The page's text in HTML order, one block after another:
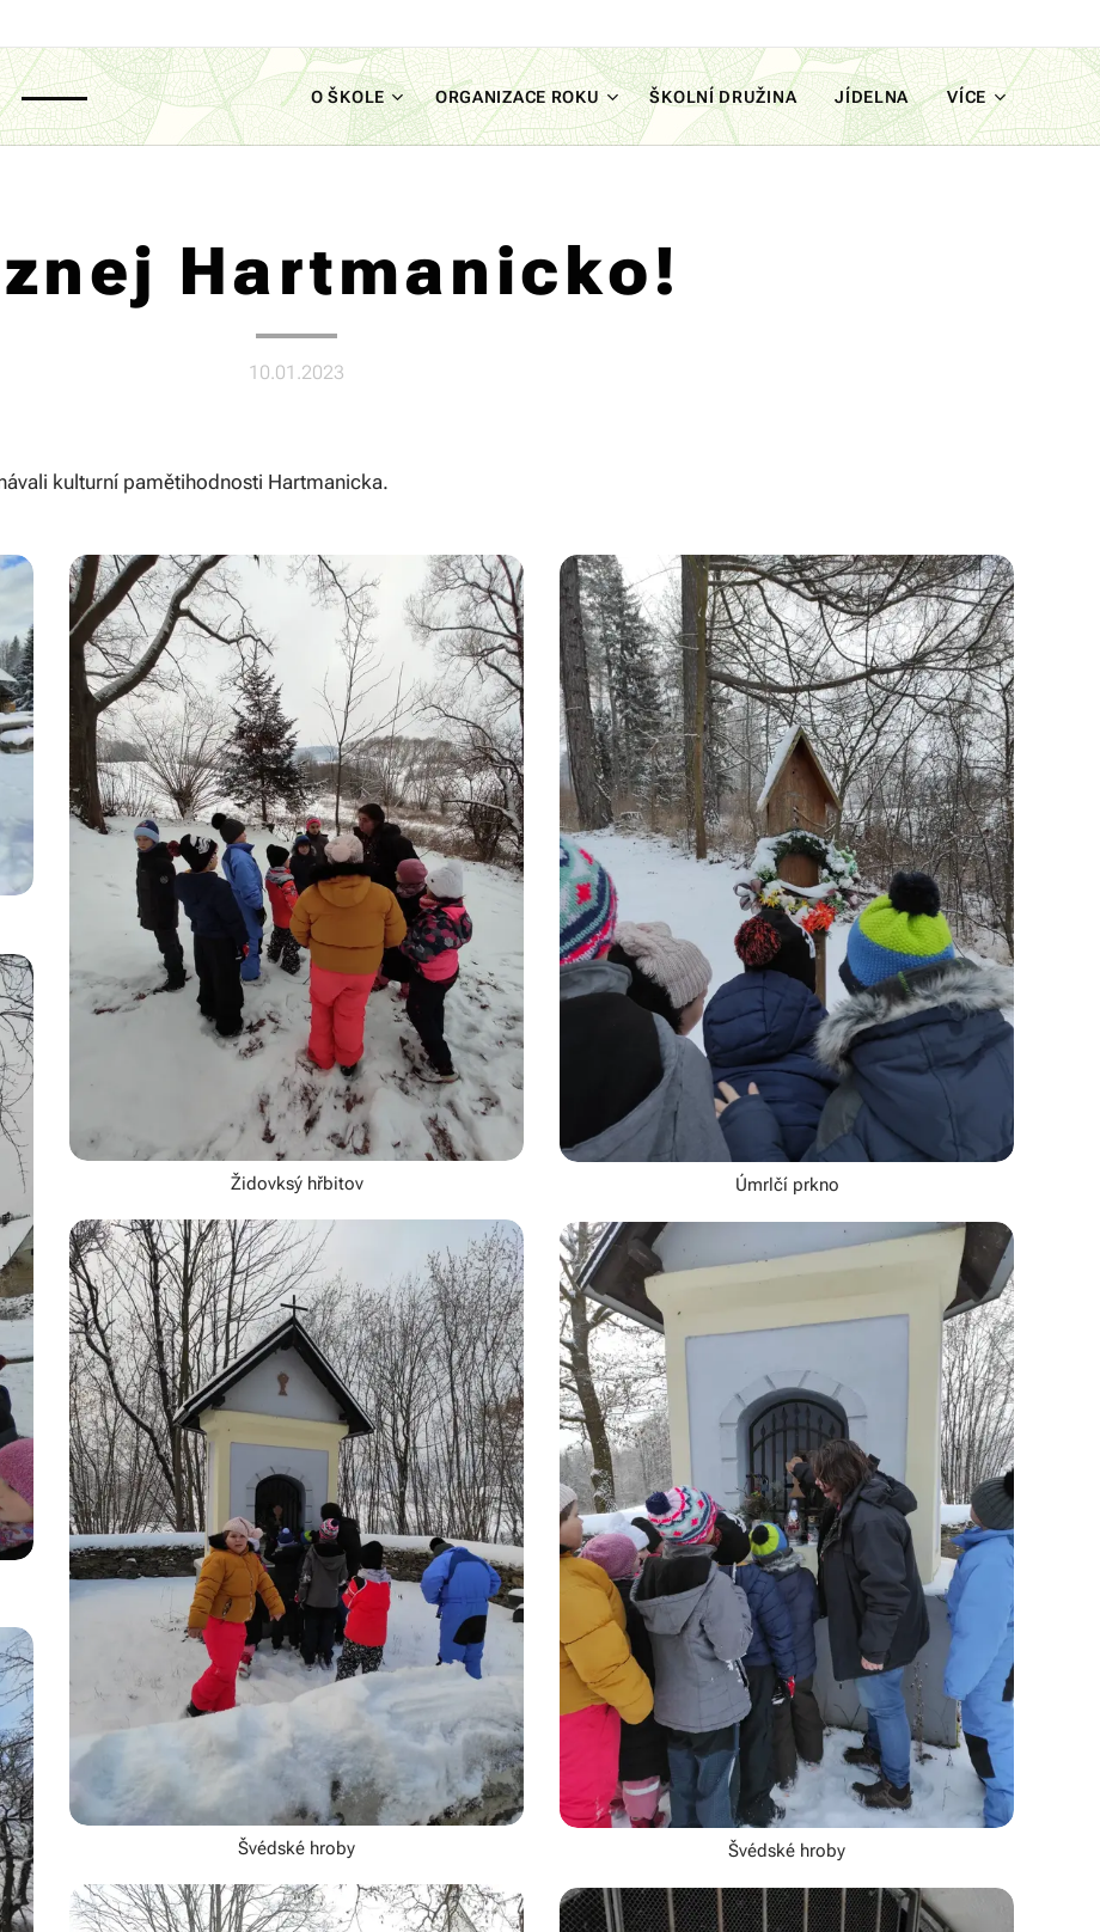
O ŠKOLE ORGANIZACE ROKU ŠKOLNÍ DRUŽINA JÍDELNA VÍCE
Hartmanicko!
10.01.2023
kulturní pamětihodnosti Hartmanicka.
Židovksý hřbitov Úmrlčí prkno
Švédské hroby Švédské hroby